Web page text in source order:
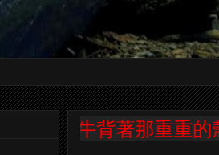
蝸牛背著那重重的殼，一